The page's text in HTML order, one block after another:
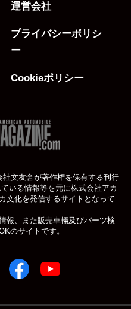
運営会社
プライバシーポリシ
ー
Cookieポリシー
文友舎が著作権を保有する刊行
いる情報等を元に株式会社アカ
文化を発信するサイトとなって
報、また販売車輛及びパーツ検
のサイトです。